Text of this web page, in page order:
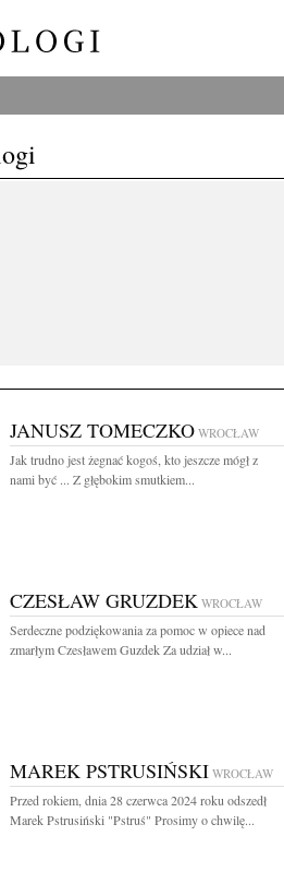
JANUSZ TOMECZKO WROCŁAW
Jak trudno jest żegnać kogoś, kto jeszcze mógł z
nami być ... Z głębokim smutkiem...
CZESŁAW GRUZDEK WROCŁAW
Serdeczne podziękowania za pomoc w opiece nad
zmarłym Czesławem Guzdek Za udział w...
MAREK PSTRUSIŃSKI WROCŁAW
Przed rokiem, dnia 28 czerwca 2024 roku odszedł
Marek Pstrusiński "Pstruś" Prosimy o chwilę...